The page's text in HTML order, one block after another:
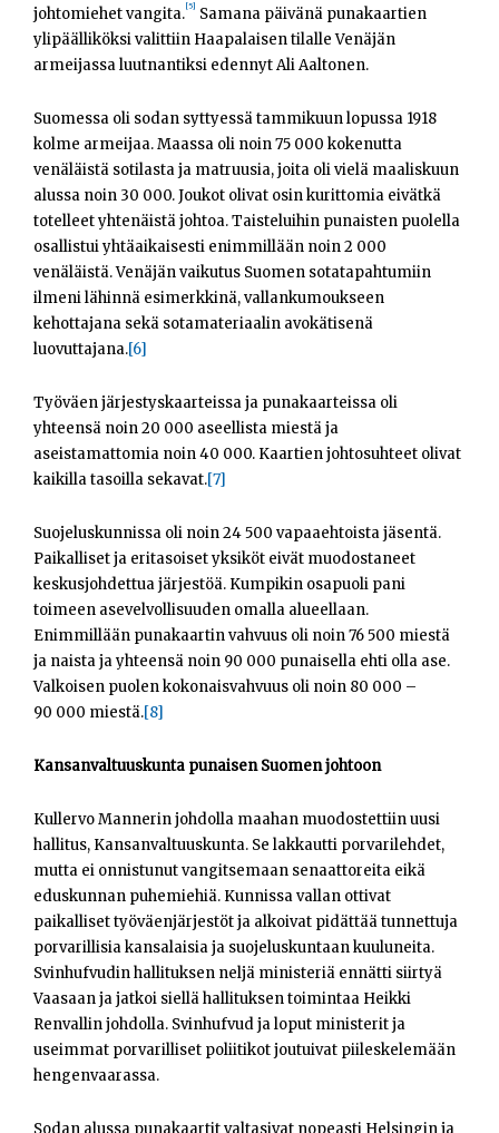
johtomiehet vangita. [5]
Samana päivänä punakaartien
ylipäälliköksi valittiin Haapalaisen tilalle Venäjän
armeijassa luutnantiksi edennyt Ali Aaltonen.
Suomessa oli sodan syttyessä tammikuun lopussa 1918
kolme armeijaa. Maassa oli noin 75 000 kokenutta
venäläistä sotilasta ja matruusia, joita oli vielä maaliskuun
alussa noin 30 000. Joukot olivat osin kurittomia eivätkä
totelleet yhtenäistä johtoa. Taisteluihin punaisten puolella
osallistui yhtäaikaisesti enimmillään noin 2 000
venäläistä. Venäjän vaikutus Suomen sotatapahtumiin
ilmeni lähinnä esimerkkinä, vallankumoukseen
kehottajana sekä sotamateriaalin avokätisenä
luovuttajana.[6]
Työväen järjestyskaarteissa ja punakaarteissa oli
yhteensä noin 20 000 aseellista miestä ja
aseistamattomia noin 40 000. Kaartien johtosuhteet olivat
kaikilla tasoilla sekavat.[7]
Suojeluskunnissa oli noin 24 500 vapaaehtoista jäsentä.
Paikalliset ja eritasoiset yksiköt eivät muodostaneet
keskusjohdettua järjestöä. Kumpikin osapuoli pani
toimeen asevelvollisuuden omalla alueellaan.
Enimmillään punakaartin vahvuus oli noin 76 500 miestä
ja naista ja yhteensä noin 90 000 punaisella ehti olla ase.
Valkoisen puolen kokonaisvahvuus oli noin 80 000 –
90 000 miestä.[8]
Kansanvaltuuskunta punaisen Suomen johtoon
Kullervo Mannerin johdolla maahan muodostettiin uusi
hallitus, Kansanvaltuuskunta. Se lakkautti porvarilehdet,
mutta ei onnistunut vangitsemaan senaattoreita eikä
eduskunnan puhemiehiä. Kunnissa vallan ottivat
paikalliset työväenjärjestöt ja alkoivat pidättää tunnettuja
porvarillisia kansalaisia ja suojeluskuntaan kuuluneita.
Svinhufvudin hallituksen neljä ministeriä ennätti siirtyä
Vaasaan ja jatkoi siellä hallituksen toimintaa Heikki
Renvallin johdolla. Svinhufvud ja loput ministerit ja
useimmat porvarilliset poliitikot joutuivat piileskelemään
hengenvaarassa.
Sodan alussa punakaartit valtasivat nopeasti Helsingin ja